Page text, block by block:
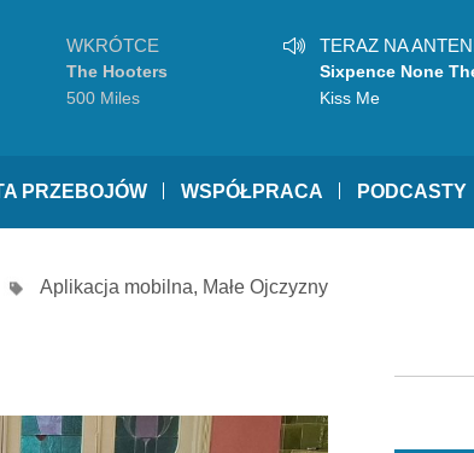
WKRÓTCE
The Hooters
500 Miles
TERAZ NA
Sixpence None
Richer
Kiss Me
PRZEBOJÓW WSPÓŁPRACA PODCASTY
Aplikacja mobilna, Małe Ojczyzny